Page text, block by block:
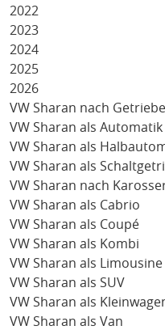
2022
2023
2024
2025
2026
VW Sharan nach Getriebe
VW Sharan als Automatik
VW Sharan als
VW Sharan als
VW Sharan nach
VW Sharan als Cabrio
VW Sharan als Coupé
VW Sharan als Kombi
VW Sharan als Limousine
VW Sharan als SUV
VW Sharan als
VW Sharan als Van